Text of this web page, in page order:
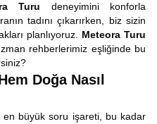
Turu deneyimini konforla
tadını çıkarırken, biz sizin
planlıyoruz. Meteora Turu
rehberlerimiz eşliğinde bu
Doğa Nasıl
en büyük soru işareti, bu kadar